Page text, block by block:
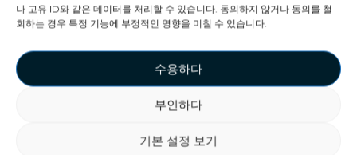
나 고유 ID와 같은 데이터를 처리할 수 있습니다. 동의하지 않거나 동의를 철
회하는 경우 특정 기능에 부정적인 영향을 미칠 수 있습니다.
수용하다
부인하다
기본 설정 보기
200페이지 이상의 가
이드
석 기능이지만, VEX는 고객에게 모